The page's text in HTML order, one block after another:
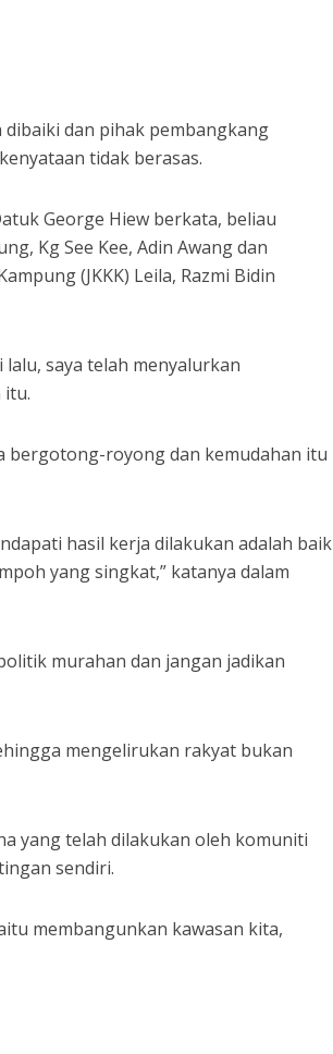
dibaiki dan pihak pembangkang
tidak berasas.
George Hiew berkata, beliau
Kg See Kee, Adin Awang dan
(JKKK) Leila, Razmi Bidin
saya telah menyalurkan
bergotong-royong dan kemudahan itu
hasil kerja dilakukan adalah baik
yang singkat,” katanya dalam
murahan dan jangan jadikan
mengelirukan rakyat bukan
yang telah dilakukan oleh komuniti
sendiri.
membangunkan kawasan kita,